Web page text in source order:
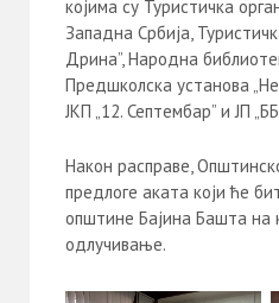
којима су Туристичка
Западна Србија,
Дрина”, Народна
Предшколска установа
ЈКП „12. Септембар” и ЈП
Након расправе,
предлоге аката који ће
општине Бајина Башта на
одлучивање.